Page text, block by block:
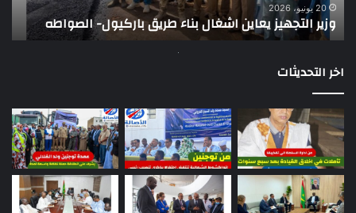
20 يونيو، 2026
وزير التجهيز يعاين اشغال بناء طريق باركيول- الصواطه
اخر التحديثات